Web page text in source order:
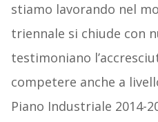
stiamo lavorando nel
triennale si chiude con
testimoniano
competere anche a
Piano Industriale 2014-